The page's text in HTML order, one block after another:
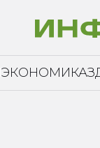
ЭКОНОМИКА